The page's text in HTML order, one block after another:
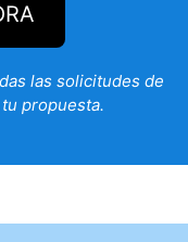
las solicitudes de
propuesta.